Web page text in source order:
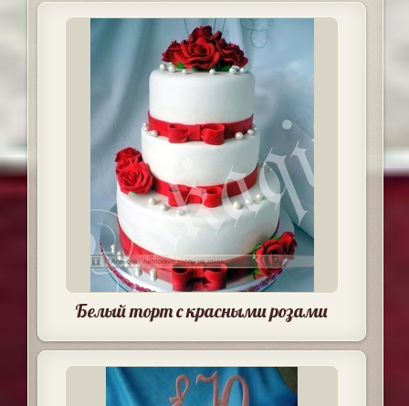
Белый торт с красными розами